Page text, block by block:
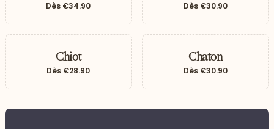
le bas
Dès €34.90
Chiot
Dès €28.90
Dès €30.90
Chaton
Dès €30.90